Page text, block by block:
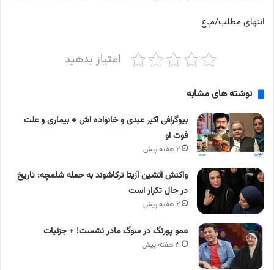
انتهای مطلب/م.ع
امتیاز بدهید
نوشته های مشابه
بیوگرافی اکبر عبدی و خانواده اش + بیماری و علت
فوت او
۲ هفته پیش
واکنش آتشین آزیتا ترکاشوند به حمله شلمچه: تاریخ
در حال تکرار است
۲ هفته پیش
عمو پورنگ در سوگ مادر نشست! + جزئیات
۳ هفته پیش